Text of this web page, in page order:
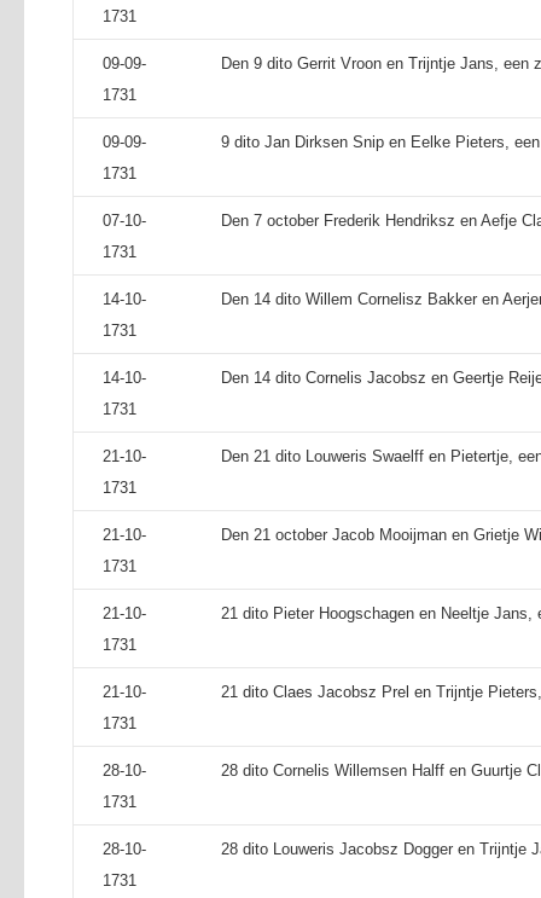
1731
09-09-
1731
Den 9 dito Gerrit Vroon en Trijntje Jans, een
09-09-
1731
9 dito Jan Dirksen Snip en Eelke Pieters,
07-10-
1731
Den 7 october Frederik Hendriksz en Aefje
14-10-
1731
Den 14 dito Willem Cornelisz Bakker en
14-10-
1731
Den 14 dito Cornelis Jacobsz en Geertje
21-10-
1731
Den 21 dito Louweris Swaelff en Pietertje,
21-10-
1731
Den 21 october Jacob Mooijman en Grietje
21-10-
1731
21 dito Pieter Hoogschagen en Neeltje Jans,
21-10-
1731
21 dito Claes Jacobsz Prel en Trijntje
28-10-
1731
28 dito Cornelis Willemsen Halff en Guurtje
28-10-
1731
28 dito Louweris Jacobsz Dogger en Trijntje